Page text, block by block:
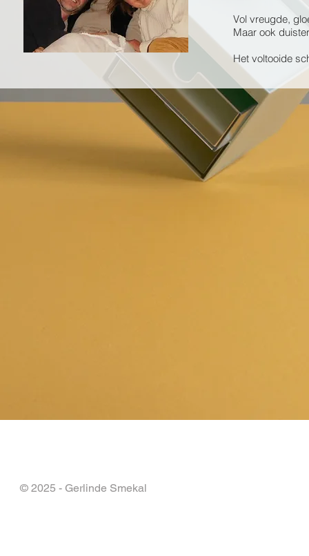
Vol vreugde,
Maar ook
Het voltooide
© 2025 - Gerlinde Smekal